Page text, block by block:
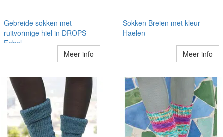
Gebreide sokken met
ruitvormige hiel in DROPS
Fabel
Meer info
Sokken Breien met kleur
Haelen
Meer info